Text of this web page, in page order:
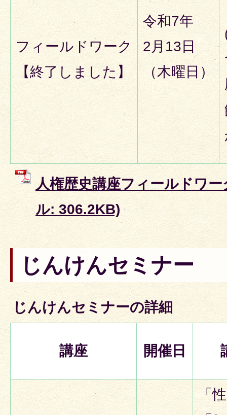
フィールドワーク
【終了しました】
令和7年
2月13日
（木曜日）
人権歴史講座フィールドワ
ル: 306.2KB)
じんけんセミナー
じんけんセミナーの詳細
講座 開催日
「